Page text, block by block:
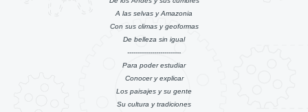
A las selvas y Amazonia
Con sus climas y geoformas
De belleza sin igual
--------------------------
Para poder estudiar
Conocer y explicar
Los paisajes y su gente
Su cultura y tradiciones